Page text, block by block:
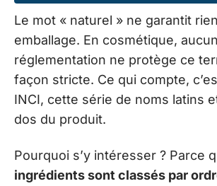
Le mot « naturel » ne garantit
emballage. En cosmétique,
réglementation ne protège ce
façon stricte. Ce qui compte,
INCI, cette série de noms latins
dos du produit.
Pourquoi s’y intéresser ? Parce
ingrédients sont classés par